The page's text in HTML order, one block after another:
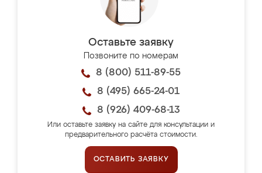
Оставьте заявку
Позвоните по номерам
8 (800) 511-89-55
8 (495) 665-24-01
8 (926) 409-68-13
Или оставьте заявку на сайте для консультации и
предварительного расчёта стоимости.
ОСТАВИТЬ ЗАЯВКУ